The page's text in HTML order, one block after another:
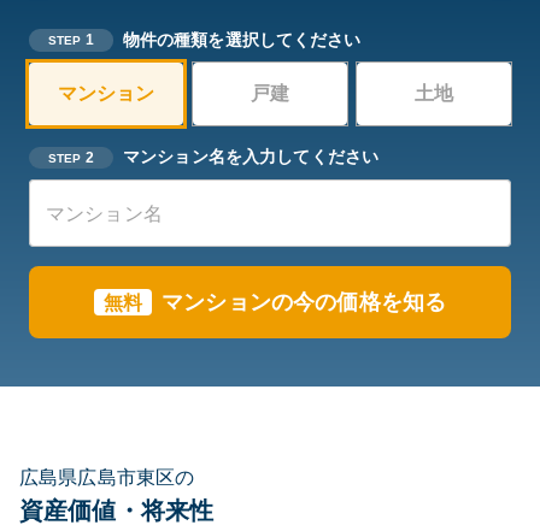
STEP 1 物件の種類を選択してください
マンション 戸建 土地
STEP 2 マンション名を入力してください
無料 マンションの今の価格を知る
広島県広島市東区の
資産価値・将来性